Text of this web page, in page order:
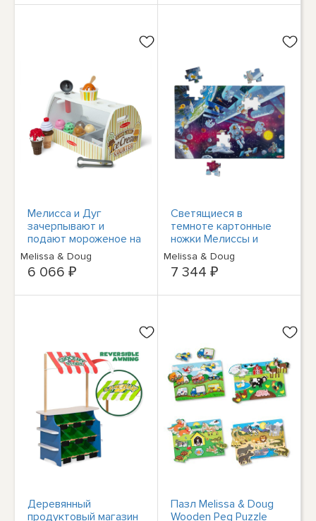
Мелисса и Дуг
зачерпывают и
подают мороженое на
прилавке
Melissa & Doug
6 066 ₽
Светящиеся в
темноте картонные
ножки Мелиссы и
Дуга, 48 штук, для
мужчин.
Melissa & Doug
7 344 ₽
Деревянный
продуктовый магазин
Пазл Melissa & Doug
Wooden Peg Puzzle